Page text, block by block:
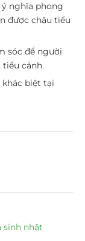
nghĩa phong
được chậu tiểu
sóc để người
tiểu cảnh.
khác biệt tại